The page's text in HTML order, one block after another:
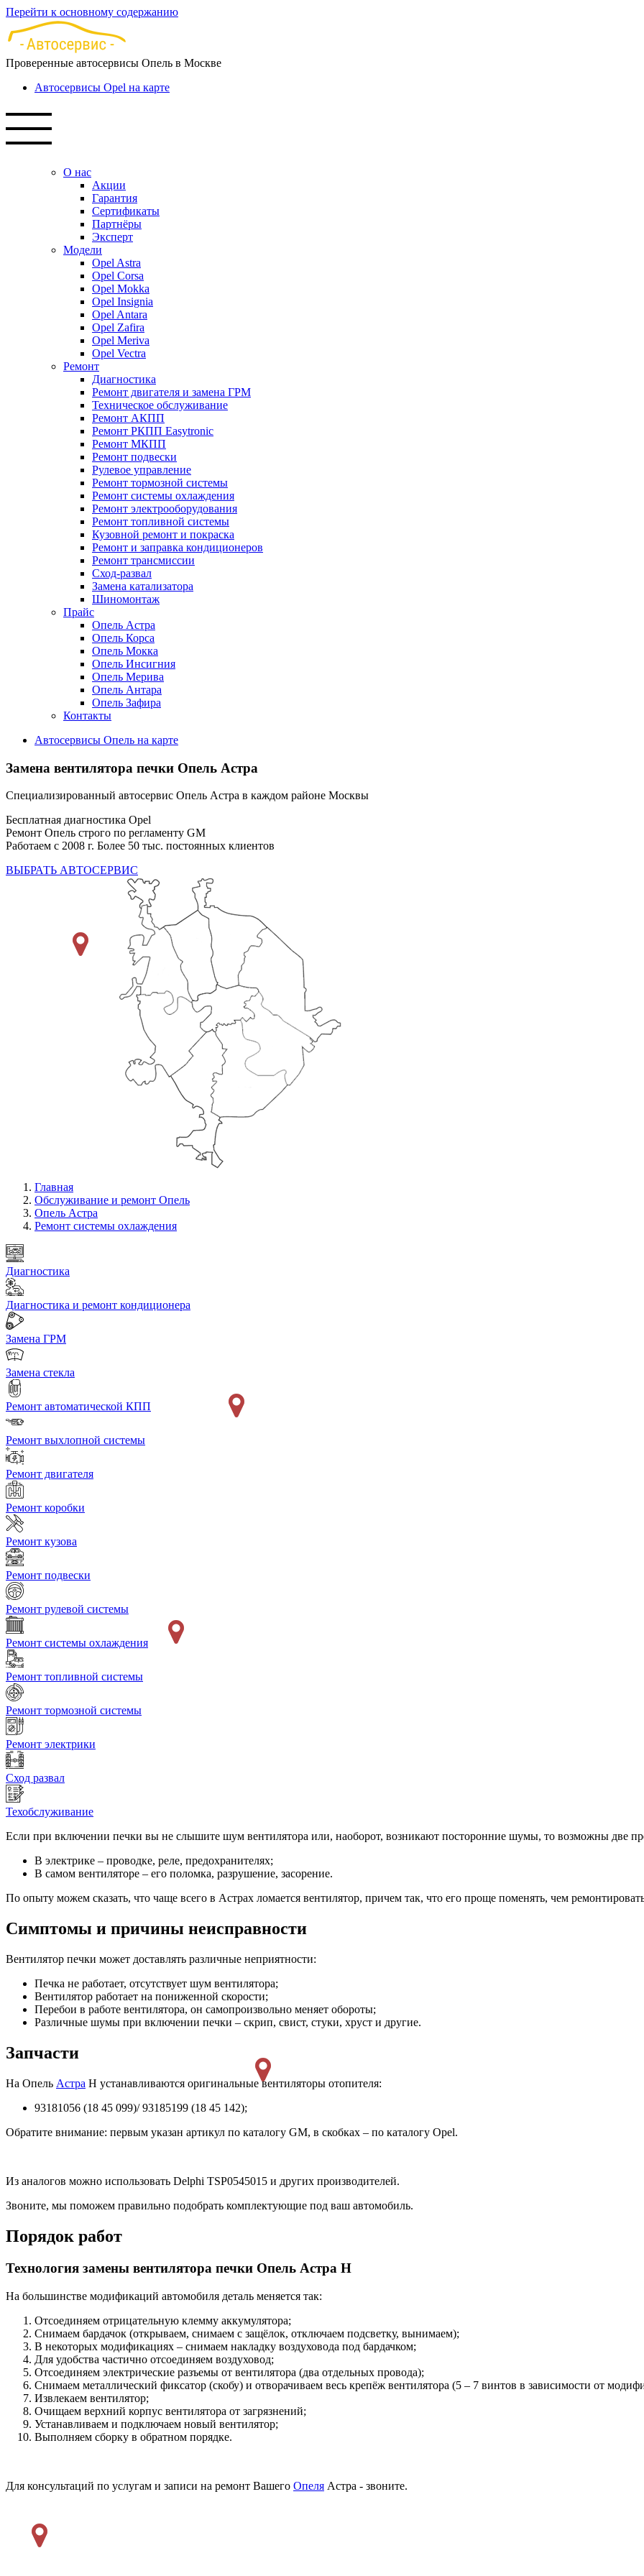
Перейти к основному содержанию
Проверенные автосервисы Опель в Москве
Автосервисы Opel на карте
О нас
Акции
Гарантия
Сертификаты
Партнёры
Эксперт
Модели
Opel Astra
Opel Corsa
Opel Mokka
Opel Insignia
Opel Antara
Opel Zafira
Opel Meriva
Opel Vectra
Ремонт
Диагностика
Ремонт двигателя и замена ГРМ
Техническое обслуживание
Ремонт АКПП
Ремонт РКПП Easytronic
Ремонт МКПП
Ремонт подвески
Рулевое управление
Ремонт тормозной системы
Ремонт системы охлаждения
Ремонт электрооборудования
Ремонт топливной системы
Кузовной ремонт и покраска
Ремонт и заправка кондиционеров
Ремонт трансмиссии
Сход-развал
Замена катализатора
Шиномонтаж
Прайс
Опель Астра
Опель Корса
Опель Мокка
Опель Инсигния
Опель Мерива
Опель Антара
Опель Зафира
Контакты
Автосервисы Опель на карте
Замена вентилятора печки Опель Астра
Специализированный автосервис Опель Астра в каждом районе Москвы
Бесплатная диагностика Opel
Ремонт Опель строго по регламенту GM
Работаем с 2008 г. Более 50 тыс. постоянных клиентов
ВЫБРАТЬ АВТОСЕРВИС
Главная
Обслуживание и ремонт Опель
Опель Астра
Ремонт системы охлаждения
Диагностика
Диагностика и ремонт кондиционера
Замена ГРМ
Замена стекла
Ремонт автоматической КПП
Ремонт выхлопной системы
Ремонт двигателя
Ремонт коробки
Ремонт кузова
Ремонт подвески
Ремонт рулевой системы
Ремонт системы охлаждения
Ремонт топливной системы
Ремонт тормозной системы
Ремонт электрики
Сход развал
Техобслуживание
Если при включении печки вы не слышите шум вентилятора или, наоборот, возникают посторонние шумы, то возможны две
В электрике – проводке, реле, предохранителях;
В самом вентиляторе – его поломка, разрушение, засорение.
По опыту можем сказать, что чаще всего в Астрах ломается вентилятор, причем так, что его проще поменять, чем
Симптомы и причины неисправности
Вентилятор печки может доставлять различные неприятности:
Печка не работает, отсутствует шум вентилятора;
Вентилятор работает на пониженной скорости;
Перебои в работе вентилятора, он самопроизвольно меняет обороты;
Различные шумы при включении печки – скрип, свист, стуки, хруст и другие.
Запчасти
На Опель Астра H устанавливаются оригинальные вентиляторы отопителя:
93181056 (18 45 099)/ 93185199 (18 45 142);
Обратите внимание: первым указан артикул по каталогу GM, в скобках – по каталогу Opel.
Из аналогов можно использовать Delphi TSP0545015 и других производителей.
Звоните, мы поможем правильно подобрать комплектующие под ваш автомобиль.
Порядок работ
Технология замены вентилятора печки Опель Астра H
На большинстве модификаций автомобиля деталь меняется так:
Отсоединяем отрицательную клемму аккумулятора;
Снимаем бардачок (открываем, снимаем с защёлок, отключаем подсветку, вынимаем);
В некоторых модификациях – снимаем накладку воздуховода под бардачком;
Для удобства частично отсоединяем воздуховод;
Отсоединяем электрические разъемы от вентилятора (два отдельных провода);
Снимаем металлический фиксатор (скобу) и отворачиваем весь крепёж вентилятора (5 – 7 винтов в зависимости от
Извлекаем вентилятор;
Очищаем верхний корпус вентилятора от загрязнений;
Устанавливаем и подключаем новый вентилятор;
Выполняем сборку в обратном порядке.
Для консультаций по услугам и записи на ремонт Вашего Опеля Астра - звоните.